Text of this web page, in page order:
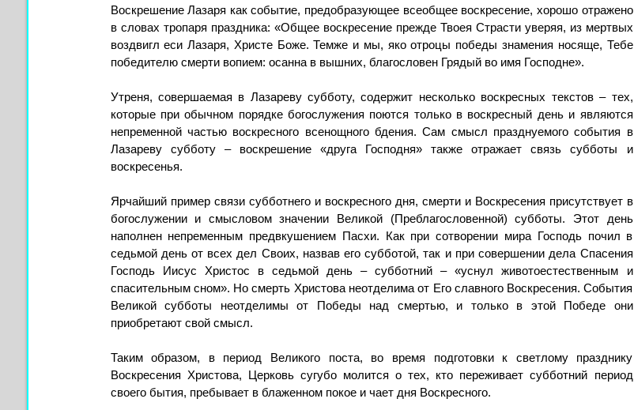
Воскрешение Лазаря как событие, предобразующее всеобщее воскресение, хорошо отражено
в словах тропаря праздника: «Общее воскресение прежде Твоея Страсти уверяя, из мертвых
воздвигл еси Лазаря, Христе Боже. Темже и мы, яко отроцы победы знамения носяще, Тебе
победителю смерти вопием: осанна в вышних, благословен Грядый во имя Господне».
Утреня, совершаемая в Лазареву субботу, содержит несколько воскресных текстов – тех,
которые при обычном порядке богослужения поются только в воскресный день и являются
непременной частью воскресного всенощного бдения. Сам смысл празднуемого события в
Лазареву субботу – воскрешение «друга Господня» также отражает связь субботы и
воскресенья.
Ярчайший пример связи субботнего и воскресного дня, смерти и Воскресения присутствует в
богослужении и смысловом значении Великой (Преблагословенной) субботы. Этот день
наполнен непременным предвкушением Пасхи. Как при сотворении мира Господь почил в
седьмой день от всех дел Своих, назвав его субботой, так и при совершении дела Спасения
Господь Иисус Христос в седьмой день – субботний ‒ «уснул животоестественным и
спасительным сном». Но смерть Христова неотделима от Его славного Воскресения. События
Великой субботы неотделимы от Победы над смертью, и только в этой Победе они
приобретают свой смысл.
Таким образом, в период Великого поста, во время подготовки к светлому празднику
Воскресения Христова, Церковь сугубо молится о тех, кто переживает субботний период
своего бытия, пребывает в блаженном покое и чает дня Воскресного.